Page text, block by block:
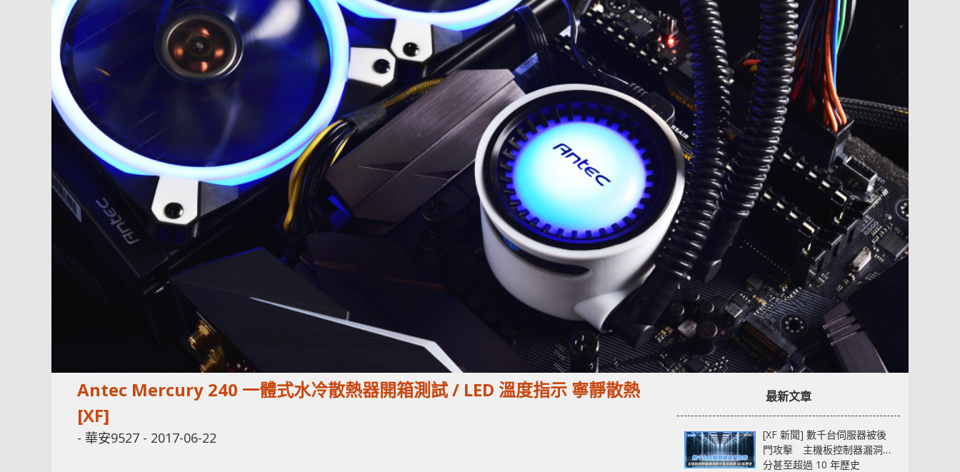
Antec Mercury 240 一體式水冷散熱器開箱測試 / LED 溫度指示 寧靜散熱
[XF]
- 華安9527 - 2017-06-22
最新文章
[XF 新聞] 數千台伺服器被後
門攻擊 主機板控制器漏洞部
分甚至超過 10 年歷史